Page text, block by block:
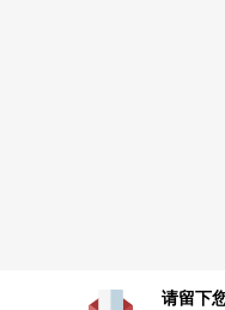
请留下